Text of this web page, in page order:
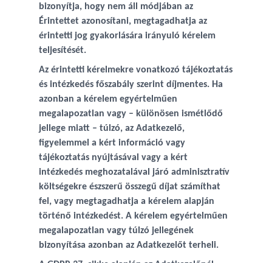
bizonyítja, hogy nem áll módjában az
Érintettet azonosítani, megtagadhatja az
érintetti jog gyakorlására irányuló kérelem
teljesítését.
Az érintetti kérelmekre vonatkozó tájékoztatás
és intézkedés főszabály szerint díjmentes. Ha
azonban a kérelem egyértelműen
megalapozatlan vagy – különösen ismétlődő
jellege miatt – túlzó, az Adatkezelő,
figyelemmel a kért információ vagy
tájékoztatás nyújtásával vagy a kért
intézkedés meghozatalával járó adminisztratív
költségekre észszerű összegű díjat számíthat
fel, vagy megtagadhatja a kérelem alapján
történő intézkedést. A kérelem egyértelműen
megalapozatlan vagy túlzó jellegének
bizonyítása azonban az Adatkezelőt terheli.